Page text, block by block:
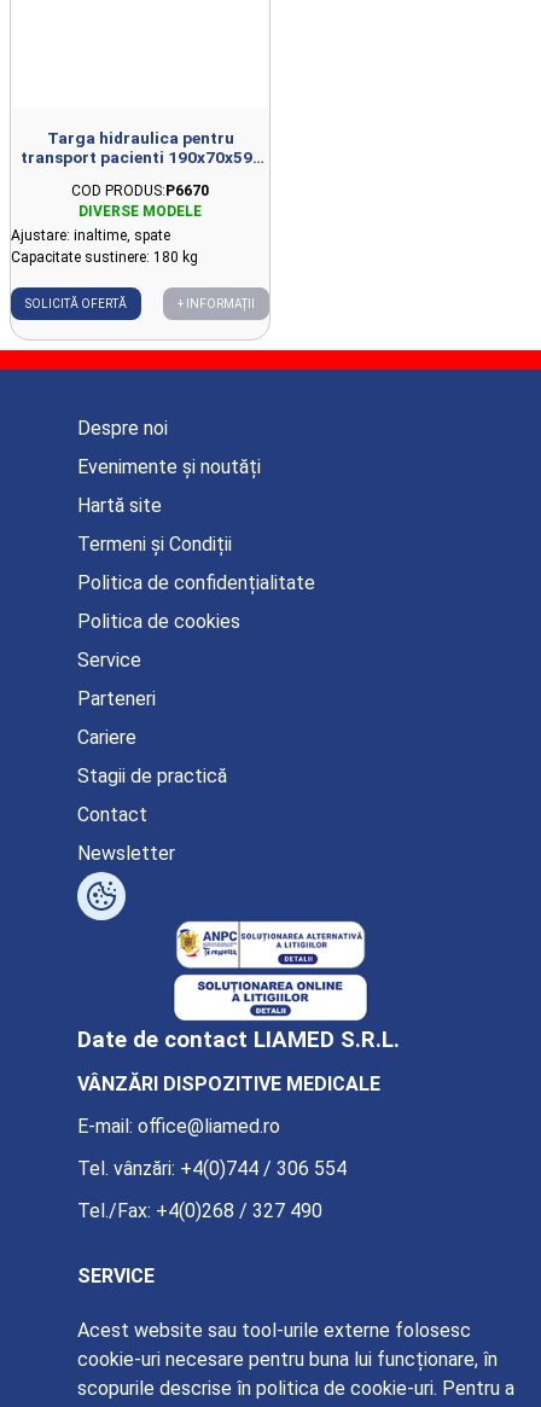
Targa hidraulica pentru
transport pacienti 190x70x59-
COD PRODUS:P6670
Ajustare: inaltime, spate
Capacitate sustinere: 180 kg
SOLICITĂ OFERTĂ + INFORMAȚII
Date de contact LIAMED S.R.L.
VÂNZĂRI DISPOZITIVE MEDICALE
E-mail: office@liamed.ro
Tel. vânzări: +4(0)744 / 306 554
Tel./Fax: +4(0)268 / 327 490
SERVICE
E-mail:
service@liamed.ro
Tel. service:+4(0)739 / 885 387
Despre noi
Evenimente și noutăți
Hartă site
Termeni și Condiții
Politica de confidențialitate
Politica de cookies
Service
Parteneri
Cariere
Stagii de practică
Contact
Newsletter
Acest website sau tool-urile externe folosesc
cookie-uri necesare pentru buna lui funcționare, în
scopurile descrise în politica de cookie-uri. Pentru a